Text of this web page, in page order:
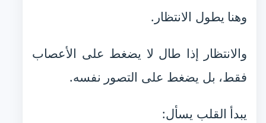
وهنا يطول الانتظار.
والانتظار إذا طال لا يضغط على الأعصاب
فقط، بل يضغط على التصور نفسه.
يبدأ القلب يسأل: